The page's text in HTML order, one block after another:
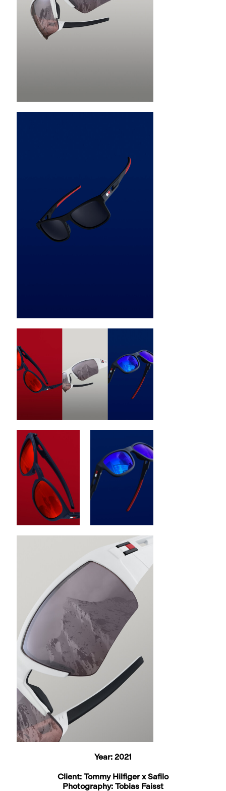
Year: 2021
Client: Tommy Hilfiger x Safilo
Photography: Tobias Faisst